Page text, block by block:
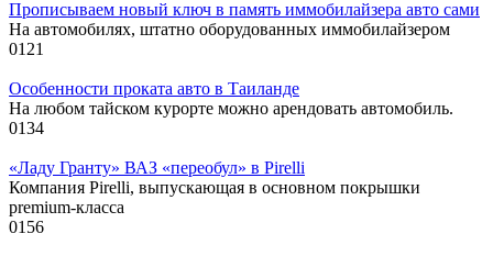
Прописываем новый ключ в память иммобилайзера авто сами
На автомобилях, штатно оборудованных иммобилайзером
0121
Особенности проката авто в Таиланде
На любом тайском курорте можно арендовать автомобиль.
0134
«Ладу Гранту» ВАЗ «переобул» в Pirelli
Компания Pirelli, выпускающая в основном покрышки
premium-класса
0156